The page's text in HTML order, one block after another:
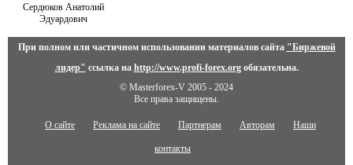
Сердюков Анатолий
Эдуардович
При полном или частичном использовании материалов сайта "Биржевой
лидер" ссылка на http://www.profi-forex.orgобязательна.
© Masterforex-V 2005 - 2024
Все права защищены.
О сайте Реклама на сайте Партнерам Авторам Наши
контакты